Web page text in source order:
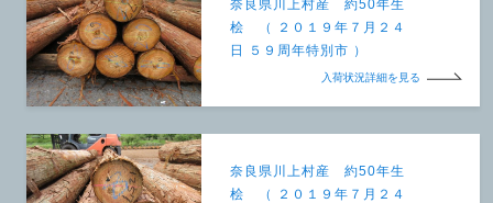
奈良県川上村産 約50年生
桧 （ ２０１９年７月２４
日 ５９周年特別市 ）
入荷状況詳細を見る
奈良県川上村産 約50年生
桧 （ ２０１９年７月２４